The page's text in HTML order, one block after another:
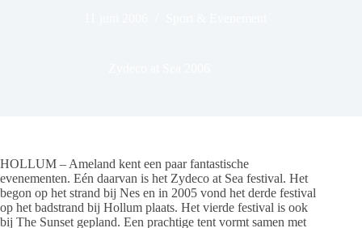
HOLLUM – Ameland kent een paar fantastische
evenementen. Eén daarvan is het Zydeco at Sea festival. Het
begon op het strand bij Nes en in 2005 vond het derde festival
op het badstrand bij Hollum plaats. Het vierde festival is ook
bij The Sunset gepland. Een prachtige tent vormt samen met